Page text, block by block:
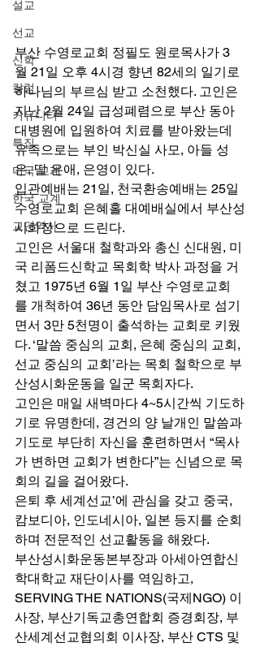
설교
선교
신학
칼럼
커뮤니티
특집
미국 교계
한국 교계
교단역사
부산 수영로교회 정필도 원로목사가 3
월 21일 오후 4시경 향년 82세의 일기로
하나님의 부르심 받고 소천했다. 고인은
지난 2월 24일 급성폐렴으로 부산 동아
대병원에 입원하여 치료를 받아왔는데
유족으로는 부인 박신실 사모, 아들 성
은, 딸 은애, 은영이 있다.
입관예배는 21일, 천국환송예배는 25일
수영로교회 은혜홀 대예배실에서 부산성
시화장으로 드린다.
고인은 서울대 철학과와 총신 신대원, 미
국 리폼드신학교 목회학 박사 과정을 거
쳤고 1975년 6월 1일 부산 수영로교회
를 개척하여 36년 동안 담임목사로 섬기
면서 3만 5천명이 출석하는 교회로 키웠
다. ‘말씀 중심의 교회, 은혜 중심의 교회,
선교 중심의 교회’라는 목회 철학으로 부
산성시화운동을 일군 목회자다.
고인은 매일 새벽마다 4~5시간씩 기도하
기로 유명한데, 경건의 양 날개인 말씀과
기도로 부단히 자신을 훈련하면서 “목사
가 변하면 교회가 변한다”는 신념으로 목
회의 길을 걸어왔다.
은퇴 후 세계선교’에 관심을 갖고 중국,
캄보디아, 인도네시아, 일본 등지를 순회
하며 전문적인 선교활동을 해왔다.
부산성시화운동본부장과 아세아연합신
학대학교 재단이사를 역임하고,
SERVING THE NATIONS(국제NGO) 이
사장, 부산기독교총연합회 증경회장, 부
산세계선교협의회 이사장, 부산 CTS 및